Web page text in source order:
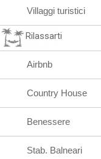
Villaggi turistici
Rilassarti
Airbnb
Country House
Benessere
Stab. Balneari